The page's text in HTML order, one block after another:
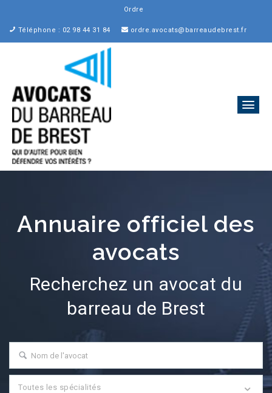
Ordre des
Téléphone : 02 98 44 31 84 ordre.avocats@barreaudebrest.fr
Annuaire officiel des
avocats
Recherchez un avocat du
barreau de Brest
Toutes les spécialités